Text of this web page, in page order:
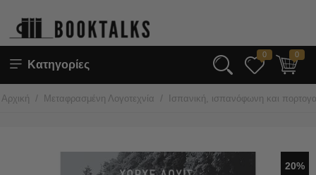
Κατηγορίες
0 0
Αρχική / Μεταφρασμένη Λογοτεχνία / Ισπανική, ισπανόφωνη και
20%